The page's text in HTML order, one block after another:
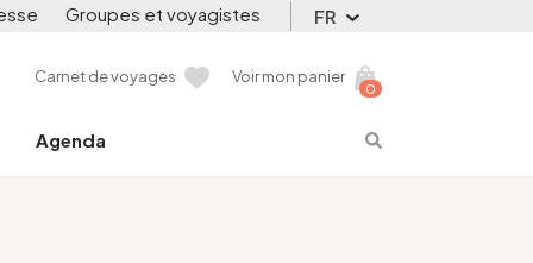
Groupes et voyagistes FR
Carnet de voyages
0
Voir mon panier
Agenda